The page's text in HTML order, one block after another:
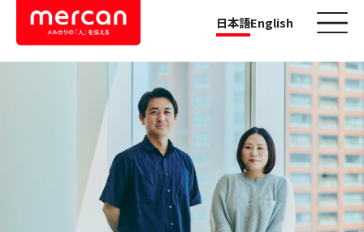
日本語English
カテゴリーから探す
会社・事業
鹿島アントラーズ